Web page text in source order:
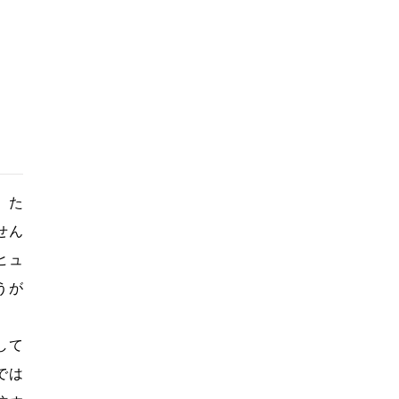
た
ん
ュ
が
て
は